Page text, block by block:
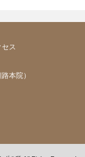
ス
本院）